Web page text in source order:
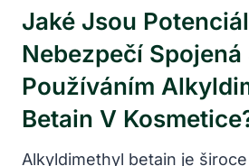
Jaké Jsou
Nebezpečí Spojená
Používáním
Betain V
Alkyldimethyl betain je